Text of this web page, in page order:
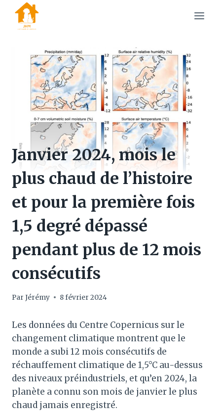
content
Janvier 2024, mois le
plus chaud de l’histoire
et pour la première fois
1,5 degré dépassé
pendant plus de 12 mois
consécutifs
Par Jérémy 8 février 2024
Les données du Centre Copernicus sur le
changement climatique montrent que le
monde a subi 12 mois consécutifs de
réchauffement climatique de 1,5°C au-dessus
des niveaux préindustriels, et qu’en 2024, la
planète a connu son mois de janvier le plus
chaud jamais enregistré.